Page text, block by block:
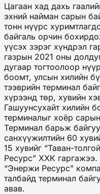
Цагаан хад дахь
эхний найман сарын
тонн нүүрс
байгаль орчин
үүсэх зэрэг хүндрэл
газрын 2021 оны
дугаар тогтоолоор
боомт, улсын хилийн
тээврийн терминал
хүрээнд төр, хувийн
Гашуунсухайт хилийн
терминалыг хоёр
Терминал барьж
санхүүжилтийн 60
15 хувийг “Таван-
Ресурс” ХХК гаргажээ.
“Энержи Ресурс”
талбайд терминал
авав.